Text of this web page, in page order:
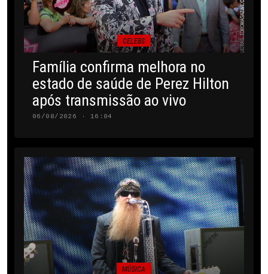
CELEBS
Família confirma melhora no
estado de saúde de Perez Hilton
após transmissão ao vivo
06/08/2026 · 16:04
MÚSICA